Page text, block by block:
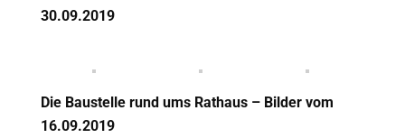
30.09.2019
Die Baustelle rund ums Rathaus – Bilder vom
16.09.2019